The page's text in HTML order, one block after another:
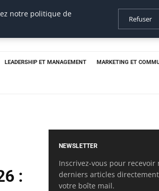
LEADERSHIP ET MANAGEMENT MARKETING ET
:
NEWSLETTER
Inscrivez-vous pour recevoir
derniers articles
votre boîte mail.
notre politique de
Refuser